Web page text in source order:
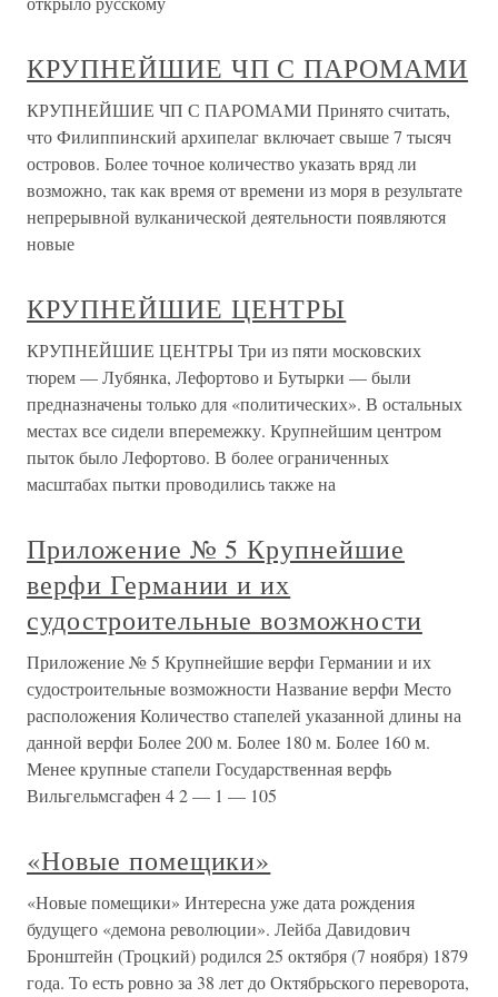
КРУПНЕЙШИЕ ЧП С ПАРОМАМИ
КРУПНЕЙШИЕ ЧП С ПАРОМАМИ Принято считать,
что Филиппинский архипелаг включает свыше 7 тысяч
островов. Более точное количество указать вряд ли
возможно, так как время от времени из моря в результате
непрерывной вулканической деятельности появляются
новые
КРУПНЕЙШИЕ ЦЕНТРЫ
КРУПНЕЙШИЕ ЦЕНТРЫ Три из пяти московских
тюрем — Лубянка, Лефортово и Бутырки — были
предназначены только для «политических». В остальных
местах все сидели вперемежку. Крупнейшим центром
пыток было Лефортово. В более ограниченных
масштабах пытки проводились также на
Приложение № 5 Крупнейшие
верфи Германии и их
судостроительные возможности
Приложение № 5 Крупнейшие верфи Германии и их
судостроительные возможности Название верфи Место
расположения Количество стапелей указанной длины на
данной верфи Более 200 м. Более 180 м. Более 160 м.
Менее крупные стапели Государственная верфь
Вильгельмсгафен 4 2 — 1 — 105
«Новые помещики»
«Новые помещики» Интересна уже дата рождения
будущего «демона революции». Лейба Давидович
Бронштейн (Троцкий) родился 25 октября (7 ноября) 1879
года. То есть ровно за 38 лет до Октябрьского переворота,